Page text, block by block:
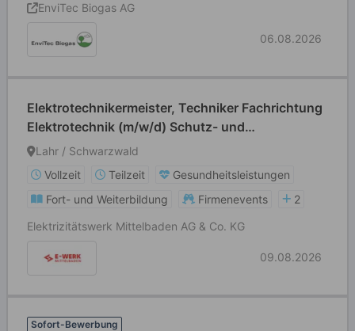
EnviTec Biogas AG
06.08.2026
Elektrotechnikermeister, Techniker Fachrichtung
Elektrotechnik (m/w/d) Schutz- und
Fernwirktechnik - Netzautomation
Lahr / Schwarzwald
Vollzeit
Teilzeit
Gesundheitsleistungen
Fort- und Weiterbildung
Firmenevents
2
Elektrizitätswerk Mittelbaden AG & Co. KG
09.08.2026
Sofort-Bewerbung